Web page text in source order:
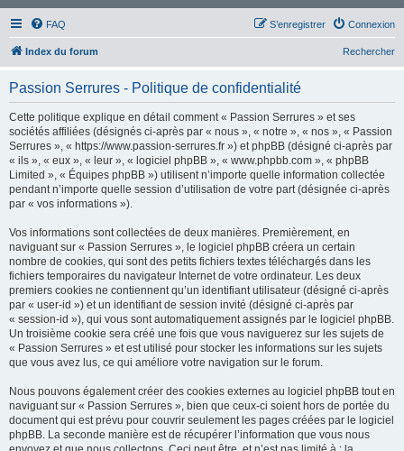
FAQ Connexion
S’enregistrer
Index du forum Rechercher
Passion Serrures - Politique de confidentialité
Cette politique explique en détail comment « Passion Serrures » et ses
sociétés affiliées (désignés ci-après par « nous », « notre », « nos », « Passion
Serrures », « https://www.passion-serrures.fr ») et phpBB (désigné ci-après par
« ils », « eux », « leur », « logiciel phpBB », « www.phpbb.com », « phpBB
Limited », « Équipes phpBB ») utilisent n’importe quelle information collectée
pendant n’importe quelle session d’utilisation de votre part (désignée ci-après
par « vos informations »).
Vos informations sont collectées de deux manières. Premièrement, en
naviguant sur « Passion Serrures », le logiciel phpBB créera un certain
nombre de cookies, qui sont des petits fichiers textes téléchargés dans les
fichiers temporaires du navigateur Internet de votre ordinateur. Les deux
premiers cookies ne contiennent qu’un identifiant utilisateur (désigné ci-après
par « user-id ») et un identifiant de session invité (désigné ci-après par
« session-id »), qui vous sont automatiquement assignés par le logiciel phpBB.
Un troisième cookie sera créé une fois que vous naviguerez sur les sujets de
« Passion Serrures » et est utilisé pour stocker les informations sur les sujets
que vous avez lus, ce qui améliore votre navigation sur le forum.
Nous pouvons également créer des cookies externes au logiciel phpBB tout en
naviguant sur « Passion Serrures », bien que ceux-ci soient hors de portée du
document qui est prévu pour couvrir seulement les pages créées par le logiciel
phpBB. La seconde manière est de récupérer l’information que vous nous